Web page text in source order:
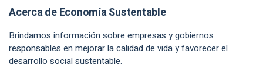
Acerca de Economía Sustentable
Brindamos información sobre empresas y gobiernos
responsables en mejorar la calidad de vida y favorecer el
desarrollo social sustentable.